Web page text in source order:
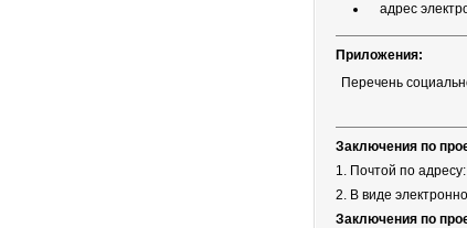
адрес
Приложения:
Перечень
Заключения по
1. Почтой по
2. В виде
Заключения по